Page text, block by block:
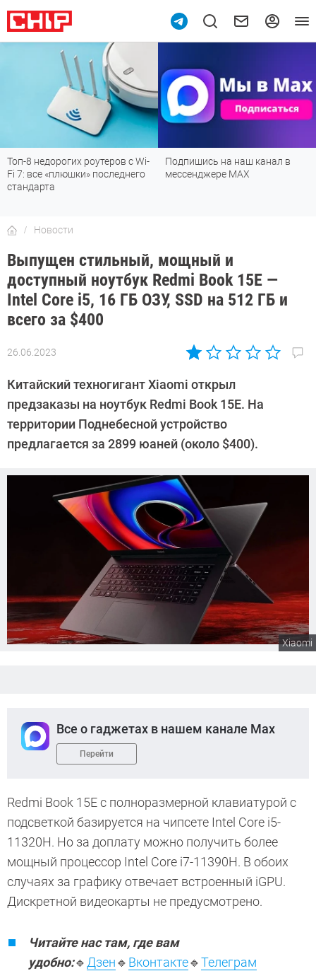
Топ-8 недорогих роутеров с Wi-
Fi 7: все «плюшки» последнего
стандарта
Подпишись на наш канал в
мессенджере МАХ
Новости
Выпущен стильный, мощный и
доступный ноутбук Redmi Book 15E —
Intel Core i5, 16 ГБ ОЗУ, SSD на 512 ГБ и
всего за $400
26.06.2023
Автор:
Калашников
Китайский техногигант Xiaomi открыл
предзаказы на ноутбук Redmi Book 15E. На
территории Поднебесной устройство
предлагается за 2899 юаней (около $400).
Xiaomi
Все о гаджетах в нашем канале Max
Перейти
Redmi Book 15E с полноразмерной клавиатурой с
подсветкой базируется на чипсете Intel Core i5-
11320H. Но за доплату можно получить более
мощный процессор Intel Core i7-11390H. В обоих
случаях за графику отвечает встроенный iGPU.
Дискретной видеокарты не предусмотрено.
Читайте нас там, где вам
удобно:🔹 Дзен🔹 Вконтакте🔹Телеграм